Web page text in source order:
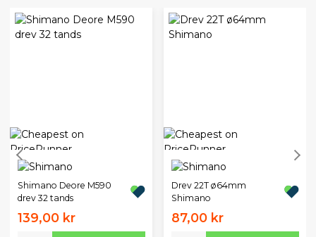
Shimano Deore M590
drev 32 tands
139,00 kr
Drev 22T ø64mm
Shimano
87,00 kr